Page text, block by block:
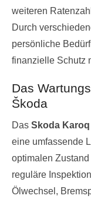
weiteren
Durch
persönliche
finanzielle Schutz
Das
Škoda
Das Skoda
eine umfassende
optimalen
reguläre
Ölwechsel,